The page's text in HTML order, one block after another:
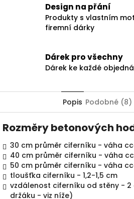
Design na přání
Produkty s vlastním
firemní dárky
Dárek pro všechny
Dárek ke každé
Popis Podobné (8)
Rozměry betonových
30 cm průměr ciferníku - váha
40 cm průměr ciferníku - váha
50 cm průměr ciferníku - váha
tloušťka ciferníku - 1,2-1,5 cm
vzdálenost ciferníku od stěny -
držáku - viz níže)